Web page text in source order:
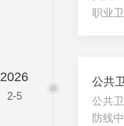
带的
职业
始状
程度
以及
2026
2-5
公共
公共
防线